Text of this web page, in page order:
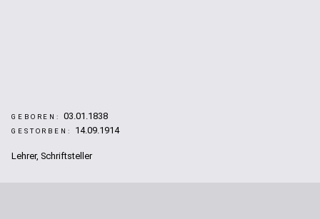
GEBOREN: 03.01.1838
GESTORBEN: 14.09.1914
Lehrer, Schriftsteller